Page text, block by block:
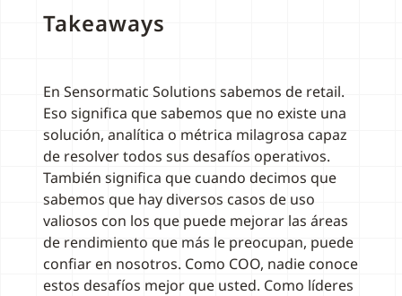
Takeaways
En Sensormatic Solutions sabemos de retail.
Eso significa que sabemos que no existe una
solución, analítica o métrica milagrosa capaz
de resolver todos sus desafíos operativos.
También significa que cuando decimos que
sabemos que hay diversos casos de uso
valiosos con los que puede mejorar las áreas
de rendimiento que más le preocupan, puede
confiar en nosotros. Como COO, nadie conoce
estos desafíos mejor que usted. Como líderes